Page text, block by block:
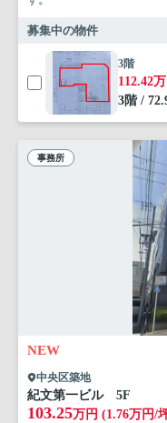
募集中の物件
3階
112.42
3階 /
事務所
NEW
中央区築地
紀文第一ビル 5F
103.25万円 (1.76万円/